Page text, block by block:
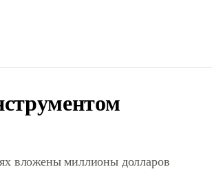
вложены миллионы долларов